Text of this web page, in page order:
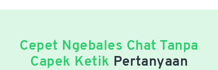
Cepet Ngebales Chat Tanpa
Capek Ketik Pertanyaan